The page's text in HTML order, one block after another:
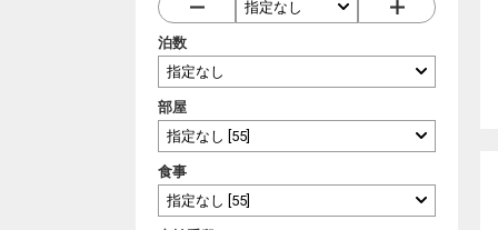
泊数
部屋
食事